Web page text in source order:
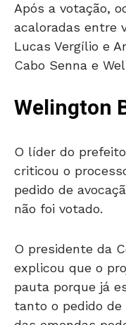
Após a votação,
acaloradas entre
Lucas Vergílio e
Cabo Senna e
Welington
O líder do
criticou o
pedido de
não foi votado.
O presidente da
explicou que o
pauta porque já
tanto o pedido de